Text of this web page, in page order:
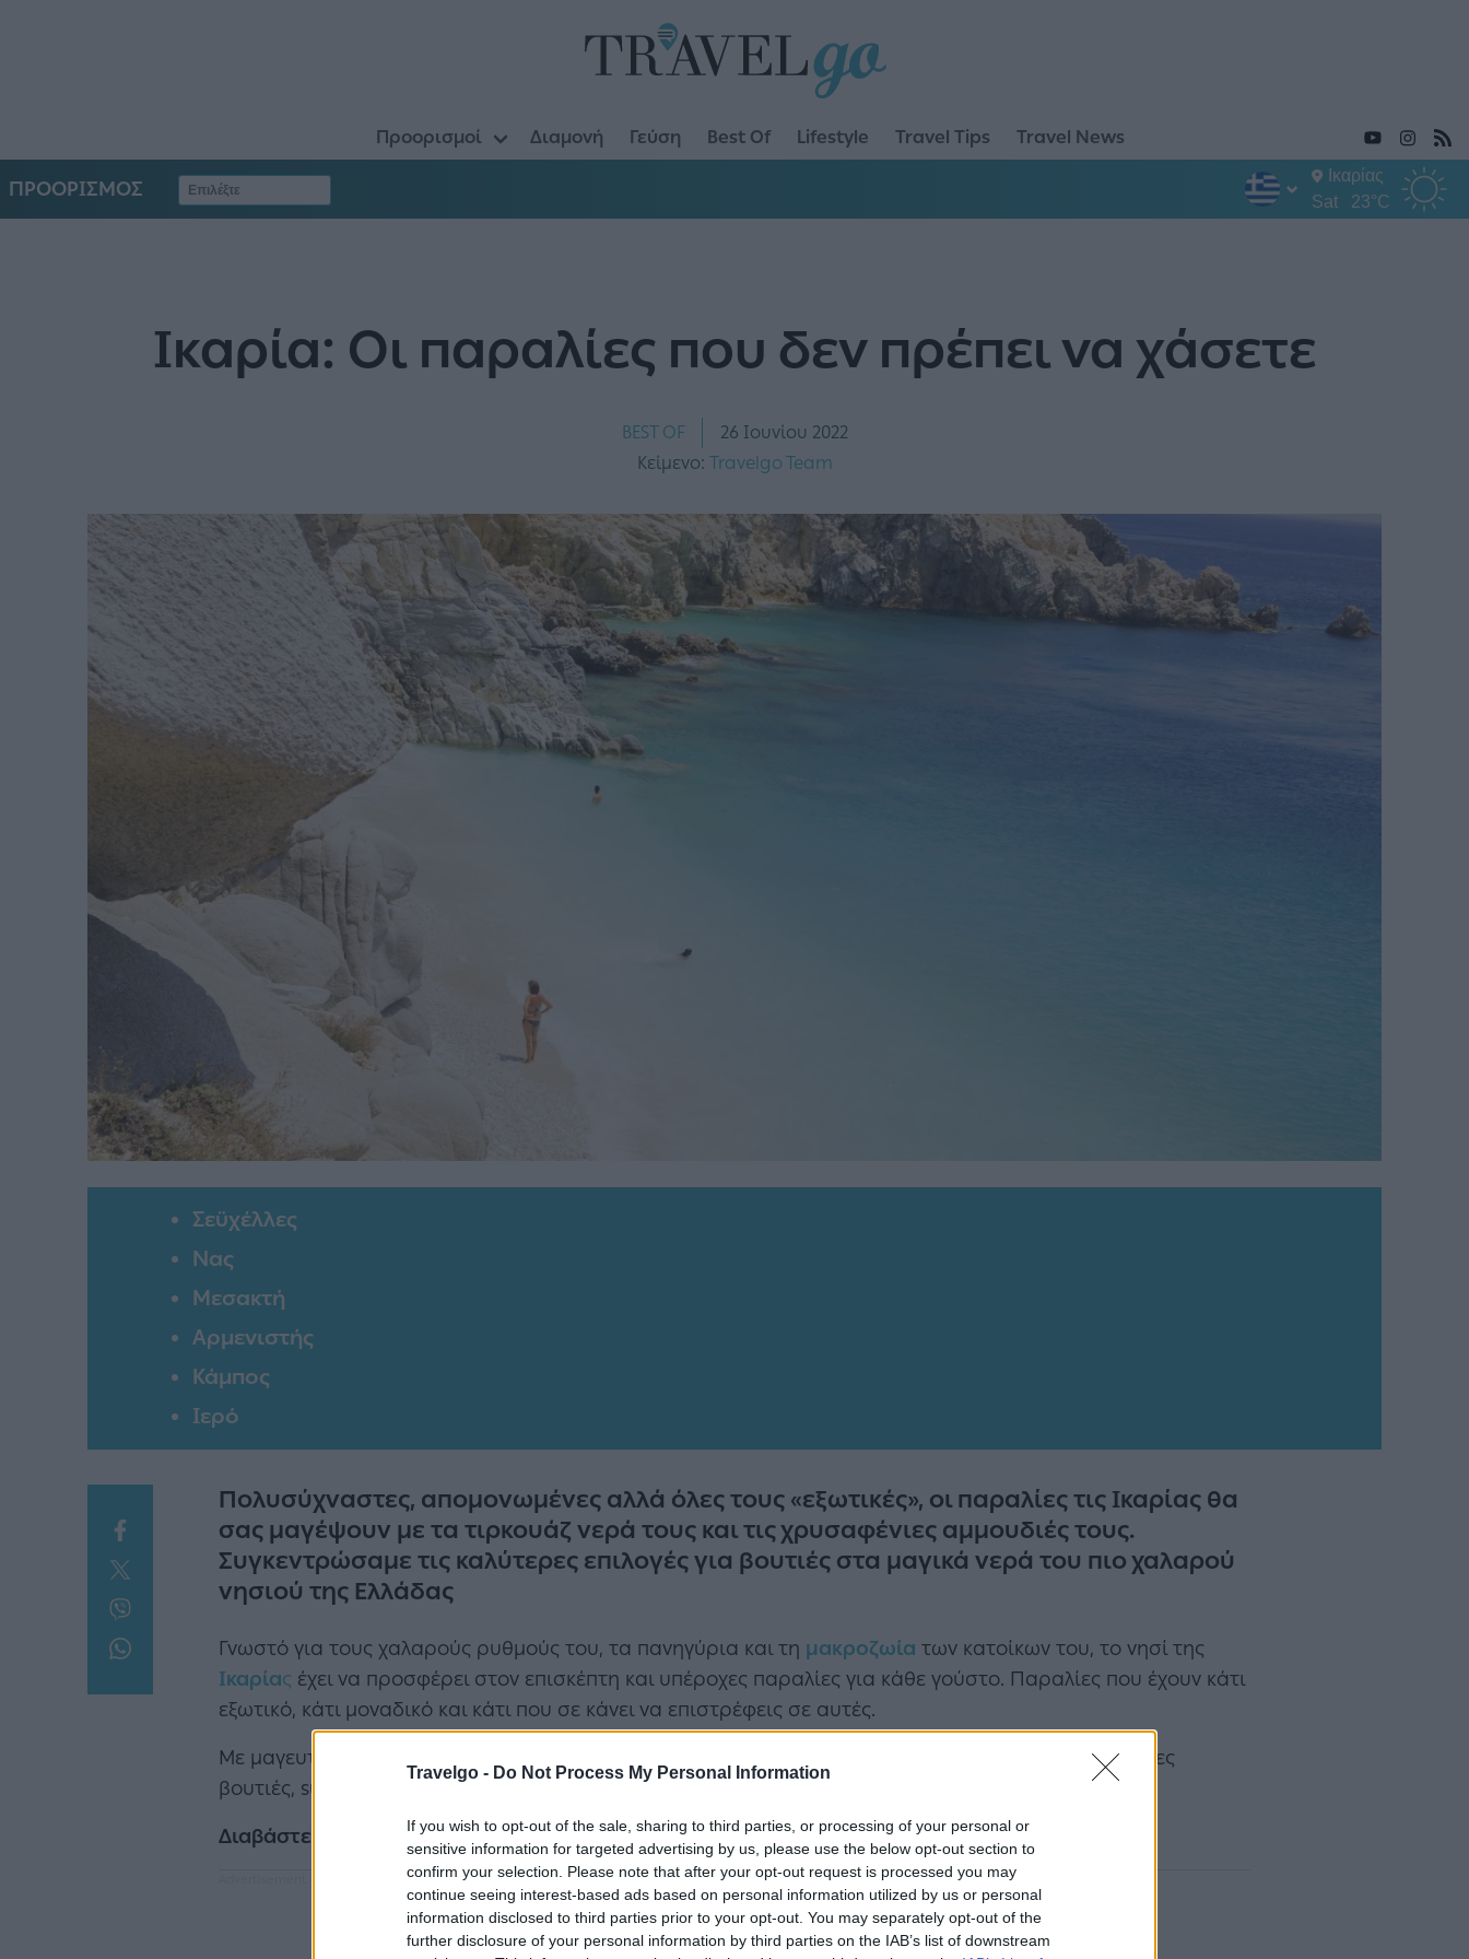
Travelgo - Do Not Process My Personal Information
If you wish to opt-out of the sale, sharing to third parties, or processing of your personal or
sensitive information for targeted advertising by us, please use the below opt-out section to
confirm your selection. Please note that after your opt-out request is processed you may
continue seeing interest-based ads based on personal information utilized by us or personal
information disclosed to third parties prior to your opt-out. You may separately opt-out of the
further disclosure of your personal information by third parties on the IAB’s list of downstream
Προορισμοί Διαμονή Γεύση Best Of Lifestyle Travel Tips Travel News
ΠΡΟΟΡΙΣΜΟΣ
Ικαρίας
Sat
23°C
Ικαρία: Οι παραλίες που δεν πρέπει να χάσετε
BEST OF
26 Ιουνίου 2022
Κείμενο: Travelgo Team
Σεϋχέλλες
Νας
Μεσακτή
Αρμενιστής
Κάμπος
Ιερό
Πολυσύχναστες, απομονωμένες αλλά όλες τους «εξωτικές», οι παραλίες τις Ικαρίας θα
σας μαγέψουν με τα τιρκουάζ νερά τους και τις χρυσαφένιες αμμουδιές τους.
Συγκεντρώσαμε τις καλύτερες επιλογές για βουτιές στα μαγικά νερά του πιο χαλαρού
νησιού της Ελλάδας
Γνωστό για τους χαλαρούς ρυθμούς του, τα πανηγύρια και τη μακροζωία των κατοίκων του, το νησί της
Ικαρίας έχει να προσφέρει στον επισκέπτη και υπέροχες παραλίες για κάθε γούστο. Παραλίες που έχουν κάτι
εξωτικό, κάτι μοναδικό και κάτι που σε κάνει να επιστρέφεις σε αυτές.
Με μαγευτικά χρώματα και διάφανα νερά, οι καλύτερες
της Ικαρίας υπόσχονται ατελείωτες
βουτιές, surfing στα κύματά τους και πολλές ώρες ξεκούρασης στις χρυσαφένιες ακτές τους.
Διαβάστε ακόμη: